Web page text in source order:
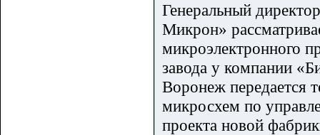
Генеральный
Микрон»
микроэлектронного
завода у компании
Воронеж передается
микросхем по
проекта новой